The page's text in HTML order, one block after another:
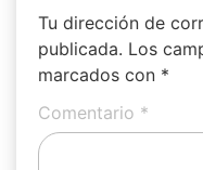
Tu dirección de
publicada. Los
marcados con *
Comentario *